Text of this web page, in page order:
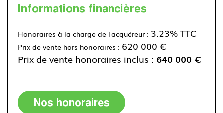
Informations financières
Honoraires à la charge de l'acquéreur : 3.23% TTC
Prix de vente hors honoraires : 620 000 €
Prix de vente honoraires inclus : 640 000 €
Nos honoraires